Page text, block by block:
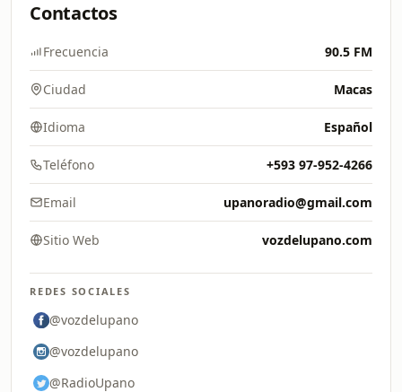
Contactos
Frecuencia 90.5 FM
Ciudad Macas
Idioma Español
Teléfono +593 97-952-4266
Email upanoradio@gmail.com
Sitio Web vozdelupano.com
REDES SOCIALES
@vozdelupano
@vozdelupano
@RadioUpano